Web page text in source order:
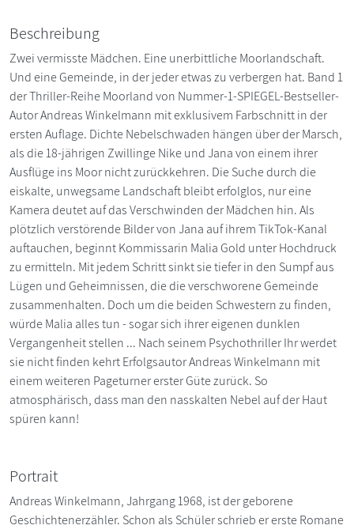
Beschreibung
Zwei vermisste Mädchen. Eine unerbittliche Moorlandschaft.
Und eine Gemeinde, in der jeder etwas zu verbergen hat. Band 1
der Thriller-Reihe Moorland von Nummer-1-SPIEGEL-Bestseller-
Autor Andreas Winkelmann mit exklusivem Farbschnitt in der
ersten Auflage. Dichte Nebelschwaden hängen über der Marsch,
als die 18-jährigen Zwillinge Nike und Jana von einem ihrer
Ausflüge ins Moor nicht zurückkehren. Die Suche durch die
eiskalte, unwegsame Landschaft bleibt erfolglos, nur eine
Kamera deutet auf das Verschwinden der Mädchen hin. Als
plötzlich verstörende Bilder von Jana auf ihrem TikTok-Kanal
auftauchen, beginnt Kommissarin Malia Gold unter Hochdruck
zu ermitteln. Mit jedem Schritt sinkt sie tiefer in den Sumpf aus
Lügen und Geheimnissen, die die verschworene Gemeinde
zusammenhalten. Doch um die beiden Schwestern zu finden,
würde Malia alles tun - sogar sich ihrer eigenen dunklen
Vergangenheit stellen ... Nach seinem Psychothriller Ihr werdet
sie nicht finden kehrt Erfolgsautor Andreas Winkelmann mit
einem weiteren Pageturner erster Güte zurück. So
atmosphärisch, dass man den nasskalten Nebel auf der Haut
spüren kann!
Portrait
Andreas Winkelmann, Jahrgang 1968, ist der geborene
Geschichtenerzähler. Schon als Schüler schrieb er erste Romane